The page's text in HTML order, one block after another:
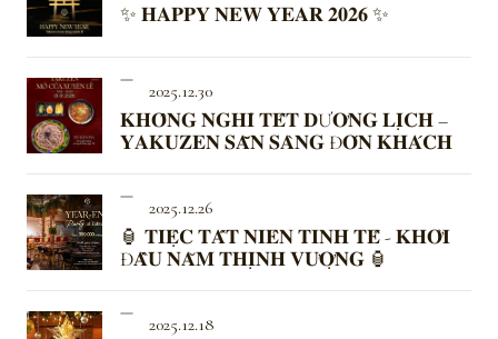
✨ 𝐇𝐀𝐏𝐏𝐘 𝐍𝐄𝐖 𝐘𝐄𝐀𝐑 𝟐𝟎𝟐𝟔 ✨
2025.12.30
𝐊𝐇𝐎̂𝐍𝐆 𝐍𝐆𝐇𝐈̉ 𝐓𝐄̂́𝐓 𝐃Ư𝐎̛𝐍𝐆 𝐋𝐈̣𝐂𝐇 –
𝐘𝐀𝐊𝐔𝐙𝐄𝐍 𝐒𝐀̆̃𝐍 𝐒𝐀̀𝐍𝐆 Đ𝐎́𝐍 𝐊𝐇𝐀́𝐂𝐇
2025.12.26
🏮 𝐓𝐈𝐄̣̂𝐂 𝐓𝐀̂́𝐓 𝐍𝐈𝐄̂𝐍 𝐓𝐈𝐍𝐇 𝐓𝐄̂́ - 𝐊𝐇𝐎̛̉𝐈
Đ𝐀̂̀𝐔 𝐍𝐀̆𝐌 𝐓𝐇𝐈̣𝐍𝐇 𝐕𝐔̛𝐎̛̣𝐍𝐆 🏮
2025.12.18